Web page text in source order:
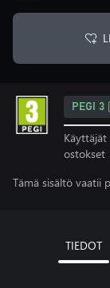
PEGI 3
Käyttäjät
ostokset
Tämä sisältö vaatii
TIEDOT